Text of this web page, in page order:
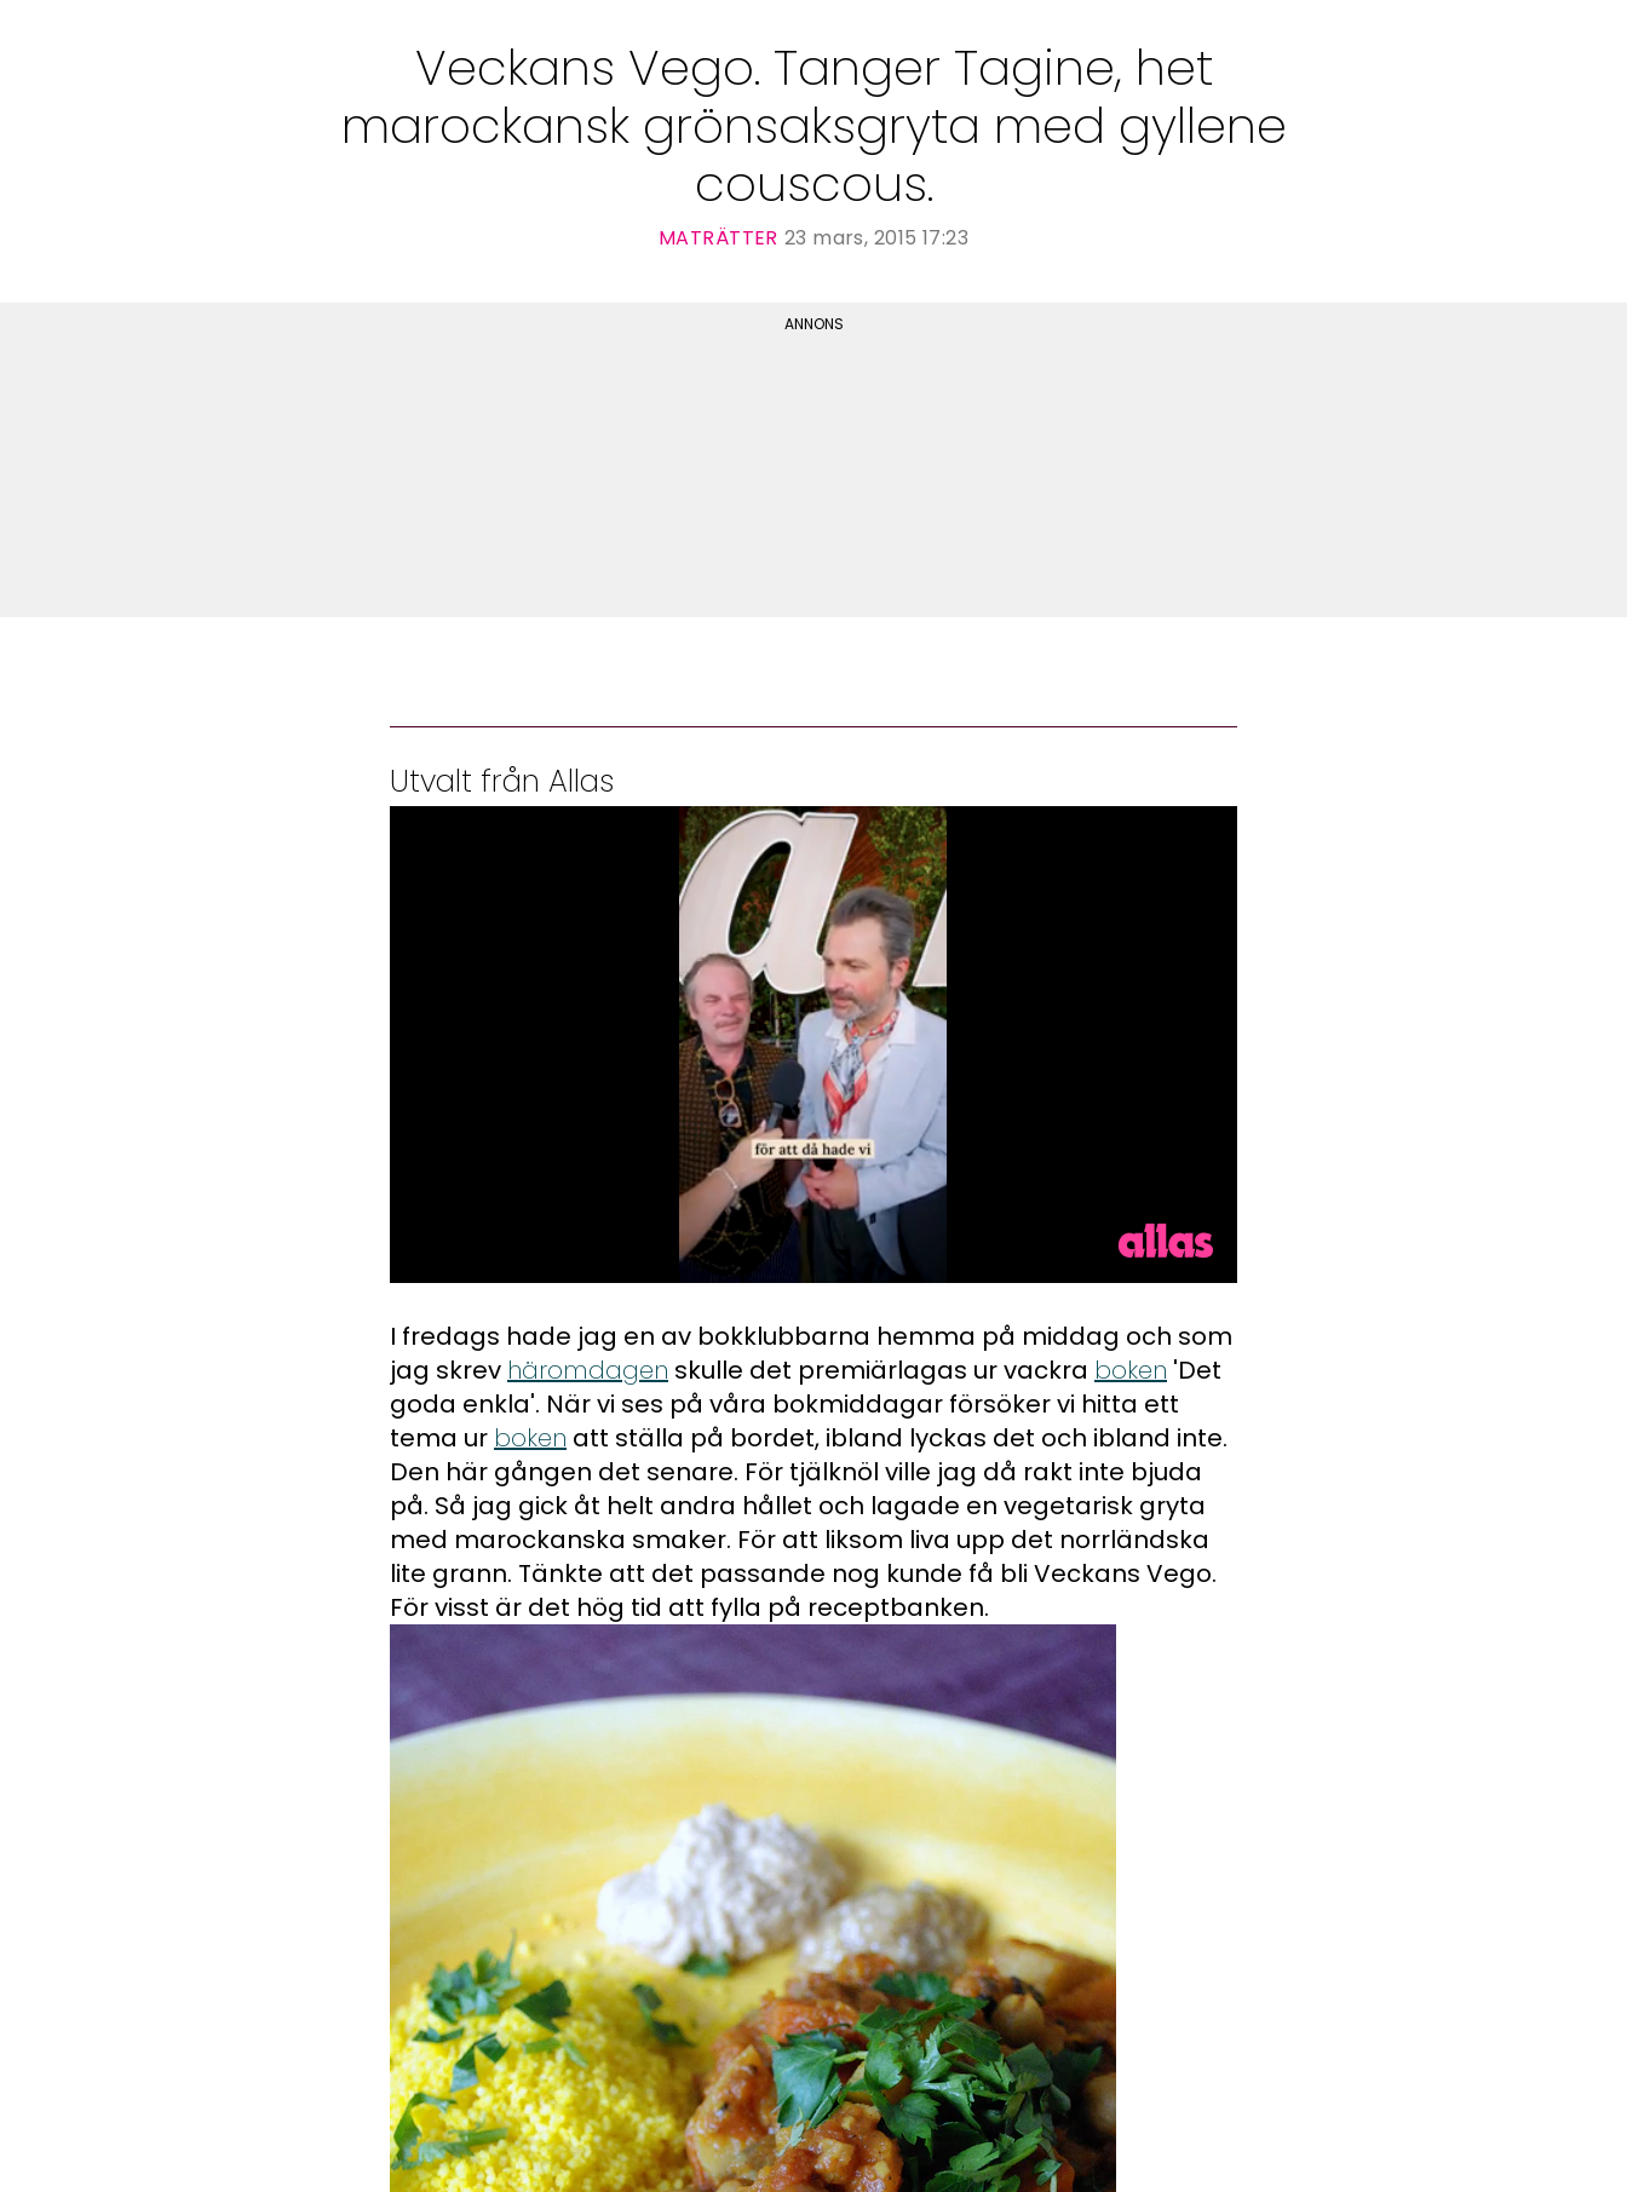
Våra Skribenter
Veckans Vego. Tanger Tagine, het
marockansk grönsaksgryta med gyllene
couscous.
MATRÄTTER 23 mars, 2015 17:23
Utvalt från Allas
of
50
secondsVolume
0%
I fredags hade jag en av bokklubbarna hemma på middag och som
jag skrev häromdagen skulle det premiärlagas ur vackra boken 'Det
goda enkla'. När vi ses på våra bokmiddagar försöker vi hitta ett
tema ur boken att ställa på bordet, ibland lyckas det och ibland inte.
Den här gången det senare. För tjälknöl ville jag då rakt inte bjuda
på. Så jag gick åt helt andra hållet och lagade en vegetarisk gryta
med marockanska smaker. För att liksom liva upp det norrländska
lite grann. Tänkte att det passande nog kunde få bli Veckans Vego.
För visst är det hög tid att fylla på receptbanken.